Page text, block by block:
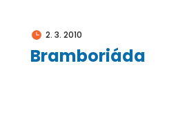
2. 3. 2010
Bramboriáda